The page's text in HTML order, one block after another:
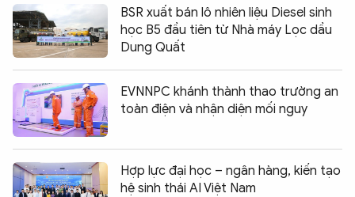
BSR xuất bán lô nhiên liệu Diesel sinh
học B5 đầu tiên từ Nhà máy Lọc dầu
Dung Quất
EVNNPC khánh thành thao trường an
toàn điện và nhận diện mối nguy
Hợp lực đại học – ngân hàng, kiến tạo
hệ sinh thái AI Việt Nam